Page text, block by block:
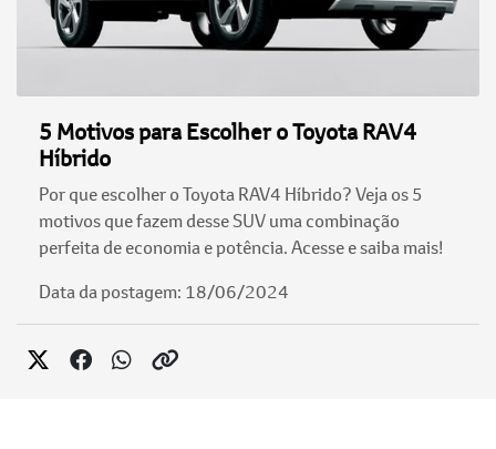
5 Motivos para Escolher o Toyota RAV4
Híbrido
Por que escolher o Toyota RAV4 Híbrido? Veja os 5
motivos que fazem desse SUV uma combinação
perfeita de economia e potência. Acesse e saiba mais!
Data da postagem: 18/06/2024